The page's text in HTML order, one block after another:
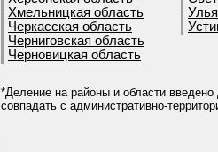
Хмельницкая область
Черкасская область
Черниговская область
Черновицкая область
*Деление на районы и области введено
совпадать с административно-